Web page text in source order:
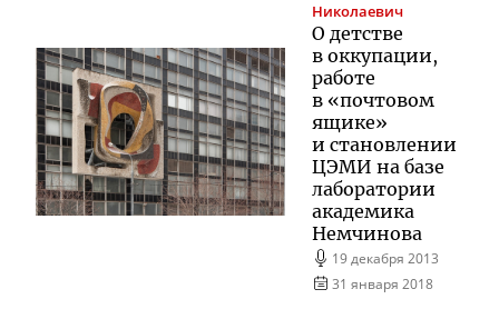
Николаевич
О детстве
в оккупации,
работе
в «почтовом
ящике»
и становлении
ЦЭМИ на базе
лаборатории
академика
Немчинова
19 декабря 2013
31 января 2018